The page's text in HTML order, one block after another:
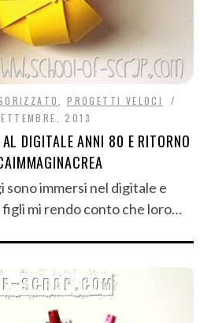
,PROGETTI VELOCI
2013
DIGITALE ANNI 80 E RITORNO
sono immersi nel digitale e
figli mi rendo conto che loro…